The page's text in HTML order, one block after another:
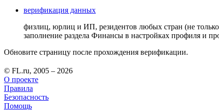
верификация данных
физлиц, юрлиц и ИП, резидентов любых стран (не
заполнение раздела Финансы в настройках профиля и
Обновите страницу после прохождения верификации.
© FL.ru, 2005 – 2026
О проекте
Правила
Безопасность
Помощь